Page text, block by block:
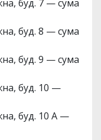
буд. 7 — сума
буд. 8 — сума
буд. 9 — сума
буд. 10 —
буд. 10 А —